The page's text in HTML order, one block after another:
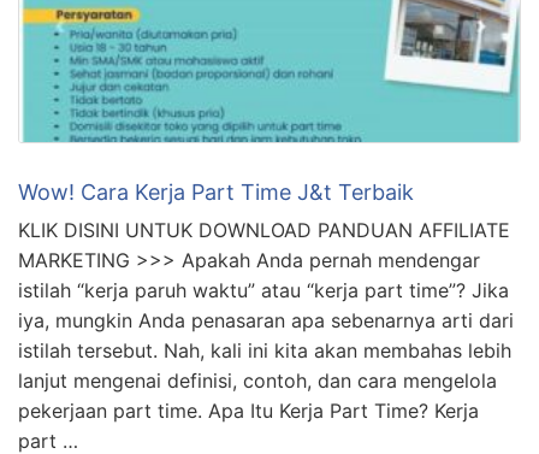
Wow! Cara Kerja Part Time J&t Terbaik
KLIK DISINI UNTUK DOWNLOAD PANDUAN AFFILIATE
MARKETING >>> Apakah Anda pernah mendengar
istilah “kerja paruh waktu” atau “kerja part time”? Jika
iya, mungkin Anda penasaran apa sebenarnya arti dari
istilah tersebut. Nah, kali ini kita akan membahas lebih
lanjut mengenai definisi, contoh, dan cara mengelola
pekerjaan part time. Apa Itu Kerja Part Time? Kerja
part …